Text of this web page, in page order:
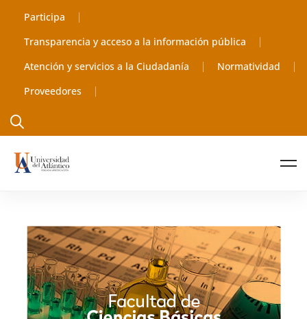
Participa
Transparencia y acceso a la información pública
Atención y servicios a la Ciudadanía
Normatividad
Proveedores